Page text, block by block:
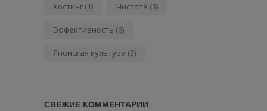
Хостинг (1) Чистота (3)
Эффективность (6)
Японская культура (3)
СВЕЖИЕ КОММЕНТАРИИ